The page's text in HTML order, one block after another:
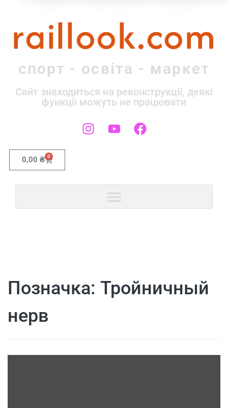
raillook.com
спорт - освіта - маркет
Сайт знаходиться на реконструкції, деякі
функції можуть не працювати
0,00 ₴ 0
Позначка: Тройничный
нерв